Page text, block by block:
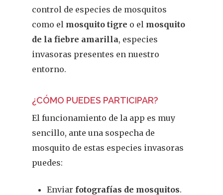
control de especies de mosquitos
como el mosquito tigre o el mosquito
de la fiebre amarilla, especies
invasoras presentes en nuestro
entorno.
¿CÓMO PUEDES PARTICIPAR?
El funcionamiento de la app es muy
sencillo, ante una sospecha de
mosquito de estas especies invasoras
puedes:
Enviar fotografías de mosquitos.